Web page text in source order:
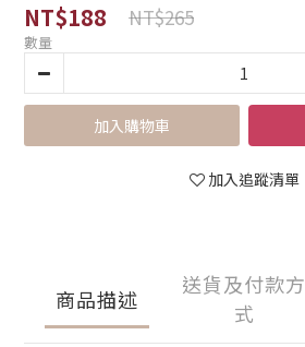
NT$188 NT$265
數量
加入購物車
加入追蹤清單
商品描述
送貨及付款方
式